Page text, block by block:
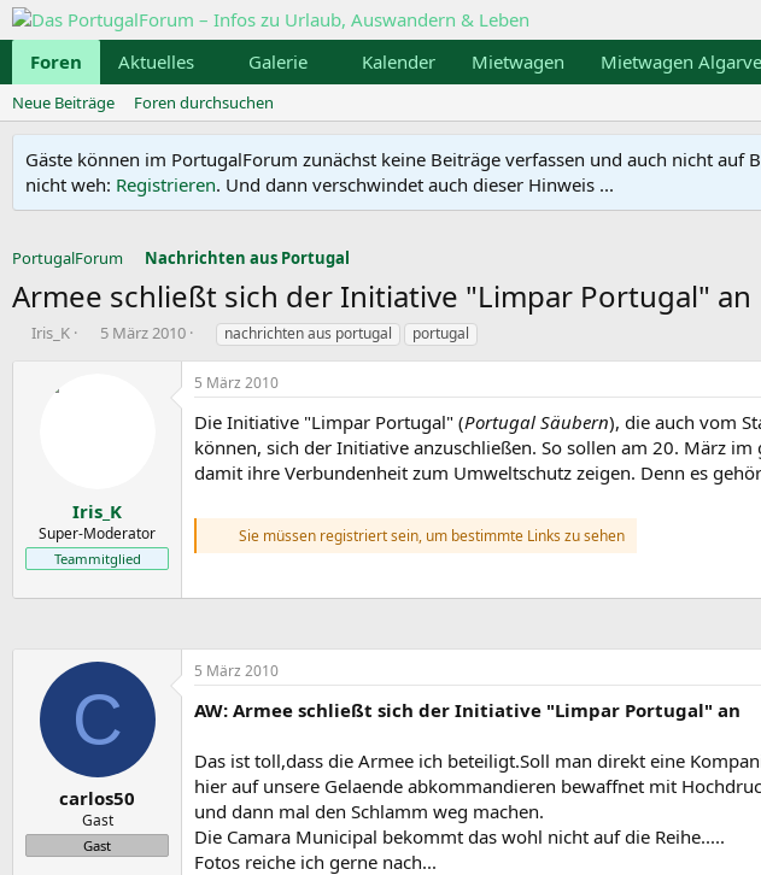
Foren Aktuelles Galerie Kalender Mietwagen Mietwagen Algarve
Neue Beiträge Foren durchsuchen
Gäste können im PortugalForum zunächst keine Beiträge verfassen und auch nicht
nicht weh: Registrieren. Und dann verschwindet auch dieser Hinweis ...
PortugalForum Nachrichten aus Portugal
Armee schließt sich der Initiative "Limpar Portugal" an
E
Iris_K
E
a
m
5 März 2010
S
h
l
a
g
w
o
e
nachrichten aus portugal portugal
Iris_K
Super-Moderator
Teammitglied
5 März 2010
Die Initiative "Limpar Portugal" (Portugal Säubern), die auch vom
können, sich der Initiative anzuschließen. So sollen am 20. März
damit ihre Verbundenheit zum Umweltschutz zeigen. Denn es
Sie müssen registriert sein, um bestimmte Links zu sehen
C
carlos50
Gast
Gast
5 März 2010
AW: Armee schließt sich der Initiative "Limpar Portugal" an
Das ist toll,dass die Armee ich beteiligt.Soll man direkt eine
hier auf unsere Gelaende abkommandieren bewaffnet mit
und dann mal den Schlamm weg machen.
Die Camara Municipal bekommt das wohl nicht auf die Reihe.....
Fotos reiche ich gerne nach...